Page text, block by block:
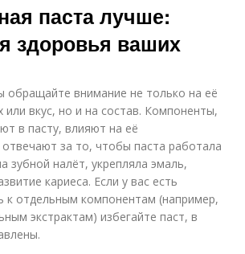
паста лучше:
здоровья ваших
обращайте внимание не только на её
или вкус, но и на состав. Компоненты,
в пасту, влияют на её
за то, чтобы паста работала
зубной налёт, укрепляла эмаль,
кариеса. Если у вас есть
к отдельным компонентам (например,
экстрактам) избегайте паст, в